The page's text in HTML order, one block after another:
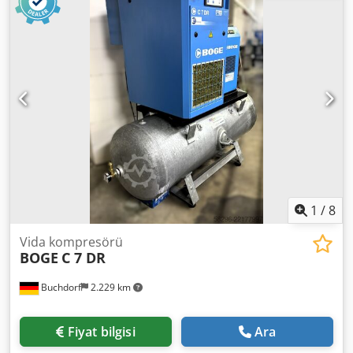
1 /8
Buchdorf 2.229 km
Vida kompresörü
BOGE C 7 DR
Fiyat bilgisi Ara